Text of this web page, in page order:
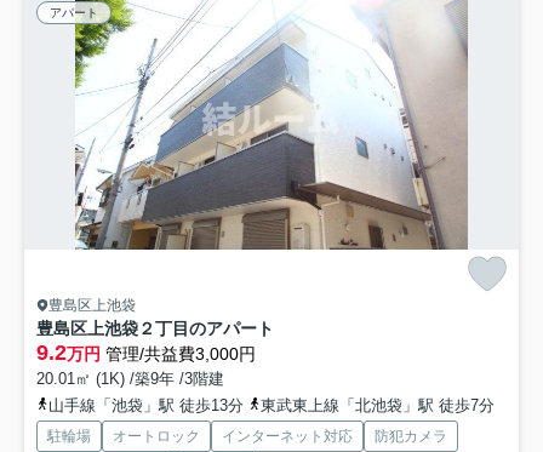
アパート
豊島区上池袋
豊島区上池袋２丁目のアパート
9.2万円 管理/共益費3,000円
20.01㎡ (1K) /築9年 /3階建
山手線「池袋」駅 徒歩13分
東武東上線「北池袋」駅 徒歩7分
駐輪場 オートロック インターネット対応
防犯カメラ